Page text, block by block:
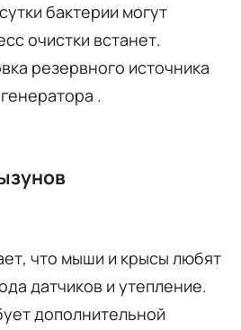
бактерии могут
очистки встанет.
резервного источника
.
что мыши и крысы любят
датчиков и утепление.
дополнительной